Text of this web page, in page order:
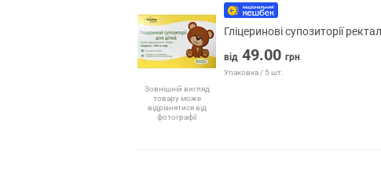
Зовнішній вигляд
товару може
відрізнятися від
фотографії
Гліцеринові супозиторії
від 49.00 грн
Упаковка / 5 шт.